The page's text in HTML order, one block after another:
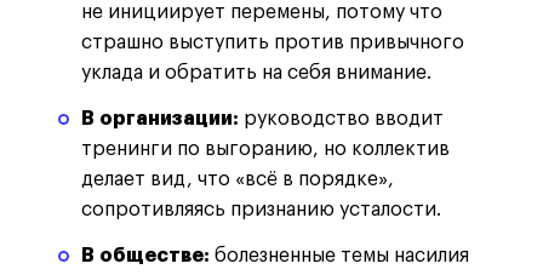
не инициирует перемены, потому что
страшно выступить против привычного
уклада и обратить на себя внимание.
В организации: руководство вводит
тренинги по выгоранию, но коллектив
делает вид, что «всё в порядке»,
сопротивляясь признанию усталости.
В обществе: болезненные темы насилия